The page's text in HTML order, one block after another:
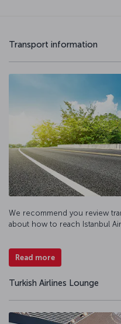
Transport information
We recommend you review
about how to reach Istanbul
Read more
Turkish Airlines Lounge